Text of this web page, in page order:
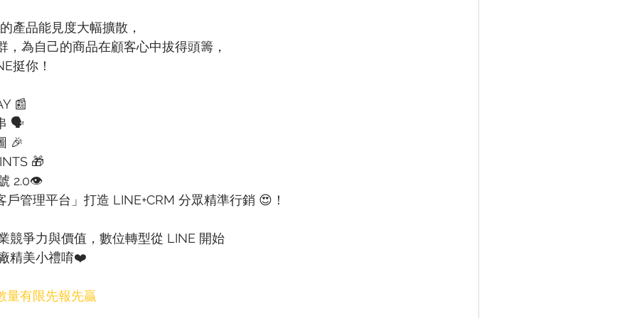
產品能見度大幅擴散，
，為自己的商品在顧客心中拔得頭籌，
挺你！
📰​
🗣​
🎉​
🎁​
2.0👁​
戶管理平台」打造 LINE+CRM 分眾精準行銷 😍！​
競爭力與價值，數位轉型從 LINE 開始​
精美小禮唷❤️​
量有限先報先贏